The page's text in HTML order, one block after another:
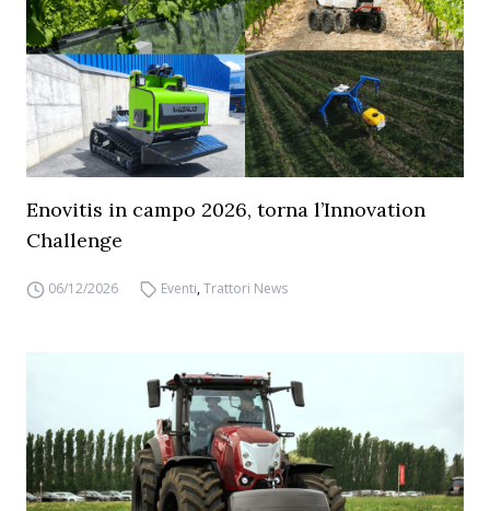
Enovitis in campo 2026, torna l’Innovation
Challenge
06/12/2026 Eventi,Trattori News